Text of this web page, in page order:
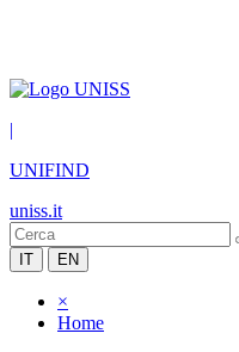
|
UNIFIND
uniss.it
IT EN
×
Home